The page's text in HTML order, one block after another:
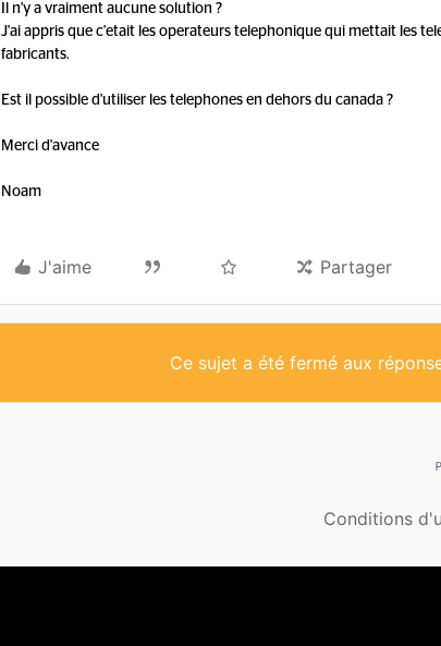
Il n'y a vraiment aucune solution ?
J'ai appris que c'etait les operateurs telephonique qui mettait les
fabricants.
Est il possible d'utiliser les telephones en dehors du canada ?
Merci d'avance
Noam
J'aime Partager
Ce sujet a été fermé aux
Conditions